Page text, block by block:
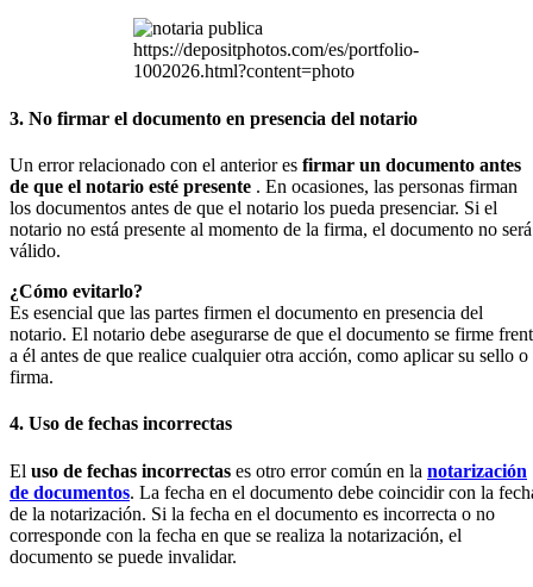
https://depositphotos.com/es/portfolio-
1002026.html?content=photo
3. No firmar el documento en presencia del notario
Un error relacionado con el anterior es firmar un documento antes
de que el notario esté presente . En ocasiones, las personas firman
los documentos antes de que el notario los pueda presenciar. Si el
notario no está presente al momento de la firma, el documento no será
válido.
¿Cómo evitarlo?
Es esencial que las partes firmen el documento en presencia del
notario. El notario debe asegurarse de que el documento se firme
a él antes de que realice cualquier otra acción, como aplicar su sello o
firma.
4. Uso de fechas incorrectas
El uso de fechas incorrectas es otro error común en la notarización
de documentos. La fecha en el documento debe coincidir con la
de la notarización. Si la fecha en el documento es incorrecta o no
corresponde con la fecha en que se realiza la notarización, el
documento se puede invalidar.